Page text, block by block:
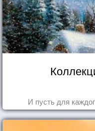
И пусть для